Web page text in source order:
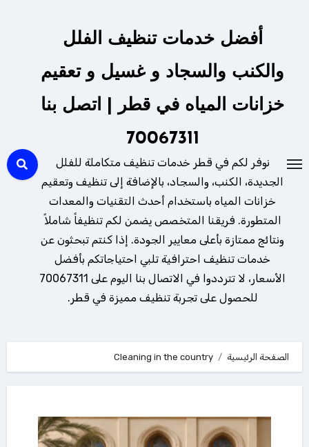
أفضل خدمات تنظيف الفلل
والكنب والسجاد و غسيل و تعقيم
خزانات المياه في قطر | اتصل بنا
70067311
نوفر لكم في قطر خدمات تنظيف متكاملة للفلل
الجديدة، الكنب، والسجاد، بالإضافة إلى تنظيف وتعقيم
خزانات المياه باستخدام أحدث التقنيات والمعدات
المتطورة. فريقنا المتخصص يضمن لكم تنظيفاً شاملاً
ونتائج ممتازة بأعلى معايير الجودة. إذا كنتم تبحثون عن
خدمات تنظيف احترافية تلبي احتياجاتكم بأفضل
الأسعار، لا تترددوا في الاتصال بنا اليوم على 70067311
للحصول على تجربة تنظيف مميزة في قطر.
الصفحة الرئيسية Cleaning in the country